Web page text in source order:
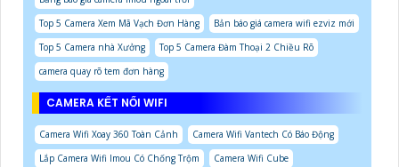
Top 5 Camera Xem Mã Vạch Đơn Hàng
Bản báo giá camera wifi ezviz mới
Top 5 Camera nhà Xưởng
Top 5 Camera Đàm Thoại 2 Chiều Rõ
camera quay rõ tem đơn hàng
CAMERA KẾT NỐI WIFI
Camera Wifi Xoay 360 Toàn Cảnh
Camera Wifi Vantech Có Báo Động
Lắp Camera Wifi Imou Có Chống Trộm
Camera Wifi Cube